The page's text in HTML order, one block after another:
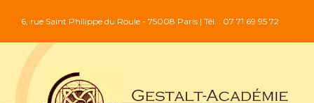
6, rue Saint Philippe du Roule - 75008 Paris | Tél. : 07 71 69 95 72